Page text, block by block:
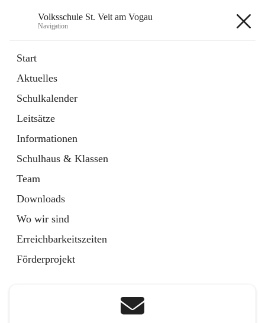
Volksschule St. Veit am Vogau
Navigation
Start
Aktuelles
Schulkalender
Leitsätze
Informationen
Schulhaus & Klassen
Team
Downloads
Wo wir sind
Erreichbarkeitszeiten
Förderprojekt